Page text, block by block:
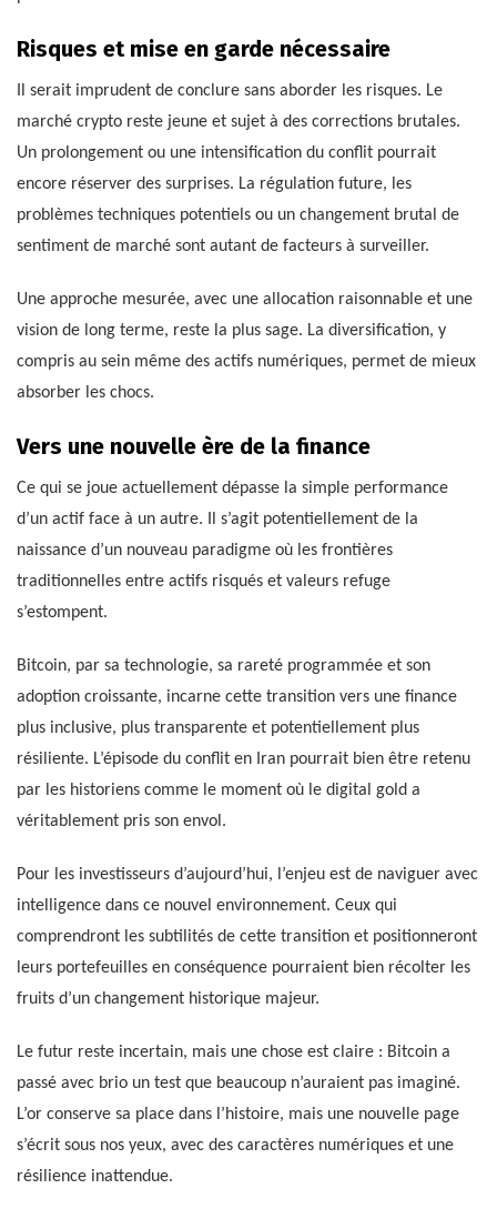
Risques et mise en garde nécessaire
Il serait imprudent de conclure sans aborder les risques. Le
marché crypto reste jeune et sujet à des corrections brutales.
Un prolongement ou une intensification du conflit pourrait
encore réserver des surprises. La régulation future, les
problèmes techniques potentiels ou un changement brutal de
sentiment de marché sont autant de facteurs à surveiller.
Une approche mesurée, avec une allocation raisonnable et une
vision de long terme, reste la plus sage. La diversification, y
compris au sein même des actifs numériques, permet de mieux
absorber les chocs.
Vers une nouvelle ère de la finance
Ce qui se joue actuellement dépasse la simple performance
d’un actif face à un autre. Il s’agit potentiellement de la
naissance d’un nouveau paradigme où les frontières
traditionnelles entre actifs risqués et valeurs refuge
s’estompent.
Bitcoin, par sa technologie, sa rareté programmée et son
adoption croissante, incarne cette transition vers une finance
plus inclusive, plus transparente et potentiellement plus
résiliente. L’épisode du conflit en Iran pourrait bien être retenu
par les historiens comme le moment où le digital gold a
véritablement pris son envol.
Pour les investisseurs d’aujourd’hui, l’enjeu est de naviguer avec
intelligence dans ce nouvel environnement. Ceux qui
comprendront les subtilités de cette transition et positionneront
leurs portefeuilles en conséquence pourraient bien récolter les
fruits d’un changement historique majeur.
Le futur reste incertain, mais une chose est claire : Bitcoin a
passé avec brio un test que beaucoup n’auraient pas imaginé.
L’or conserve sa place dans l’histoire, mais une nouvelle page
s’écrit sous nos yeux, avec des caractères numériques et une
résilience inattendue.